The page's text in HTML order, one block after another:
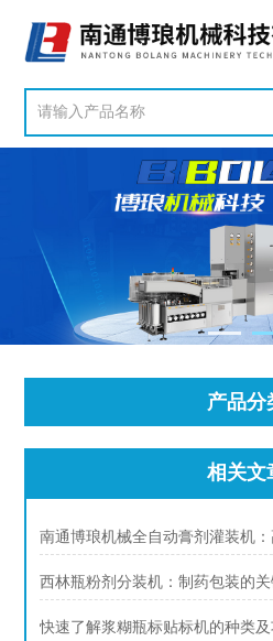
产品分
相关文
南通博琅机械全自动膏剂灌装机
西林瓶粉剂分装机：制药包装的
快速了解浆糊瓶标贴标机的种类及